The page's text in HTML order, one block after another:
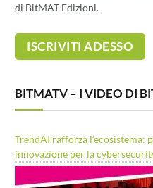
di BitMAT Edizioni.
BITMATV – I VIDEO DI
TrendAI rafforza l’ecosistema:
innovazione per la